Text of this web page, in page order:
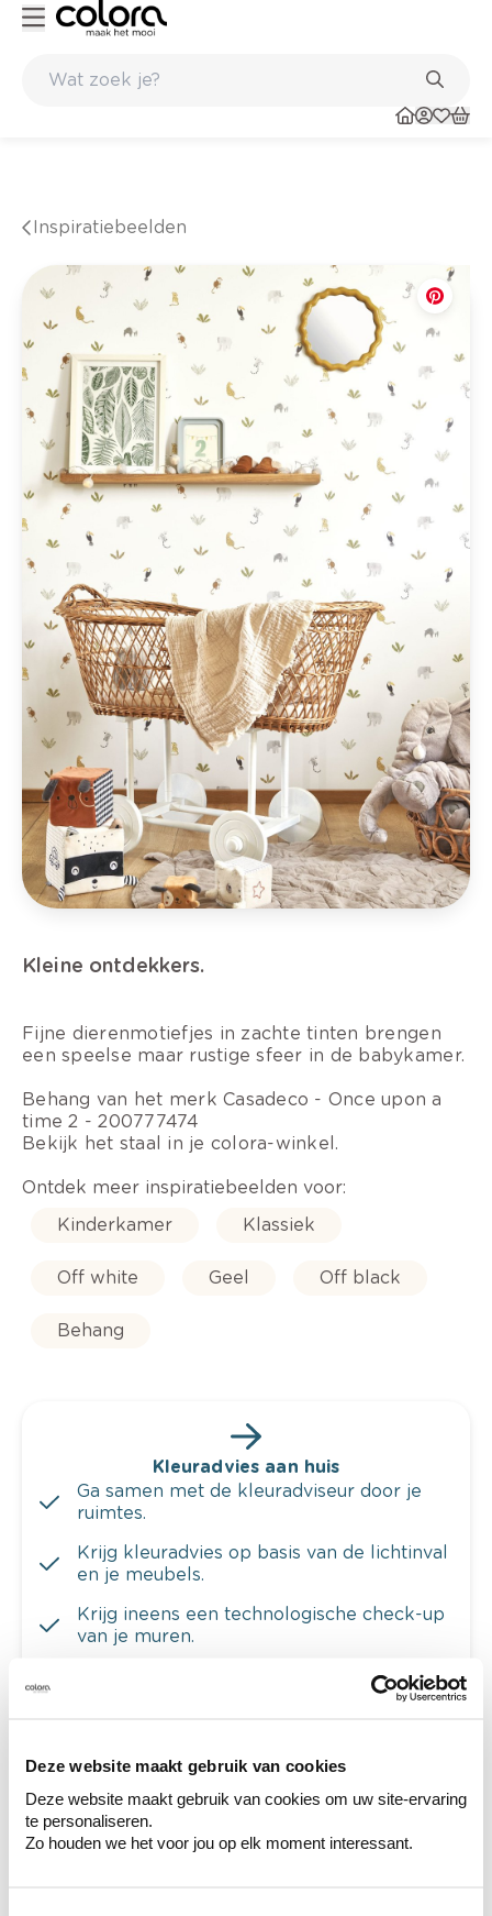
Deze website maakt gebruik van cookies
Deze website maakt gebruik van cookies om uw site-ervaring
te personaliseren.
Zo houden we het voor jou op elk moment interessant.
Inspiratiebeelden
Kleine ontdekkers.
Fijne dierenmotiefjes in zachte tinten brengen
een speelse maar rustige sfeer in de babykamer.
Behang van het merk Casadeco - Once upon a
time 2 - 200777474
Bekijk het staal in je colora-winkel.
Ontdek meer inspiratiebeelden voor:
Kinderkamer
Klassiek
Off white Geel Off black
Behang
Kleuradvies aan huis
Ga samen met de kleuradviseur door je
ruimtes.
Krijg kleuradvies op basis van de lichtinval
en je meubels.
Krijg ineens een technologische check-up
van je muren.
Bekijk je kleur in de winkel
Ontdek er kleurechte stalen van je
kleurenselectie.
Bekijk er de bijhorende tinten om je kleur